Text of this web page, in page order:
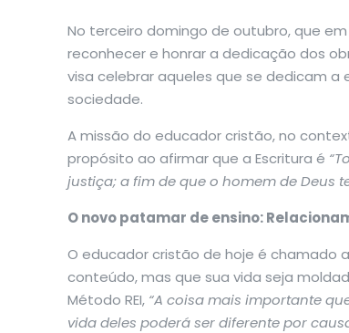
No terceiro domingo de outubro, que
reconhecer e honrar a dedicação dos
visa celebrar aqueles que se dedicam a
sociedade.
A missão do educador cristão, no
propósito ao afirmar que a Escritura é
justiça; a fim de que o homem de Deus
O novo patamar de ensino:
O educador cristão de hoje é chamado
conteúdo, mas que sua vida seja
Método REI, “A coisa mais importante
vida deles poderá ser diferente por